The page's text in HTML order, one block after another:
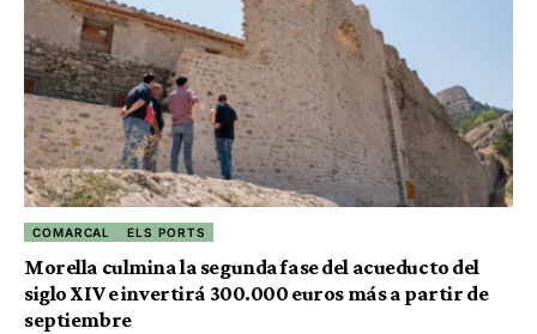
COMARCAL ELS PORTS
Morella culmina la segunda fase del acueducto del
siglo XIV e invertirá 300.000 euros más a partir de
septiembre